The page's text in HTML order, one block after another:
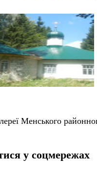
Менського
у соцмережах